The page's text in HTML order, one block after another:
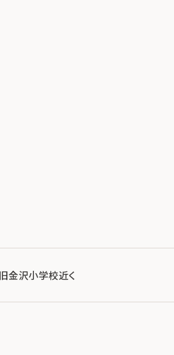
沢小学校近く